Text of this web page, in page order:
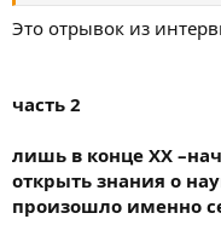
Это отрывок из
часть 2
лишь в конце ХХ
открыть знания о
произошло именно